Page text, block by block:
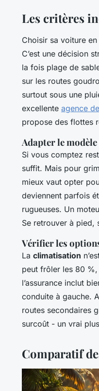
Les critères
Choisir sa voiture
C’est une décision
la fois plage de
sur les routes
surtout sous une
excellente agence
propose des flottes
Adapter le
Si vous comptez
suffit. Mais pour
mieux vaut opter
deviennent parfois
rugueuses. Un
Se retrouver à pied,
Vérifier les
La climatisation
peut frôler les 80 %,
l’assurance inclut
conduite à gauche.
routes secondaires
surcoût - un vrai
Comparatif